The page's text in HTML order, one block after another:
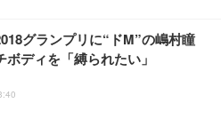
グランプリに“ドM”の嶋村瞳
ボディを「縛られたい」